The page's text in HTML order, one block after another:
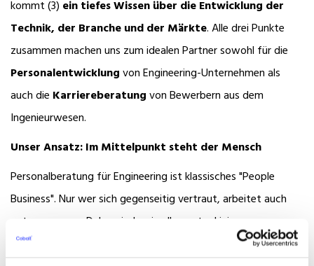
kommt (3) ein tiefes Wissen über die Entwicklung der
Technik, der Branche und der Märkte. Alle drei Punkte
zusammen machen uns zum idealen Partner sowohl für die
Personalentwicklungvon Engineering-Unternehmen als
auch die Karriereberatungvon Bewerbern aus dem
Ingenieurwesen.
Unser Ansatz: Im Mittelpunkt steht der Mensch
Personalberatung für Engineering ist klassisches "People
Business". Nur wer sich gegenseitig vertraut, arbeitet auch
gut zusammen. Daher sind es in aller erster Linie unsere
persönlichen Beziehungen zu Kunden und Kandidaten,